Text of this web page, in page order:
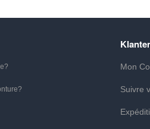
Mon
Suivre